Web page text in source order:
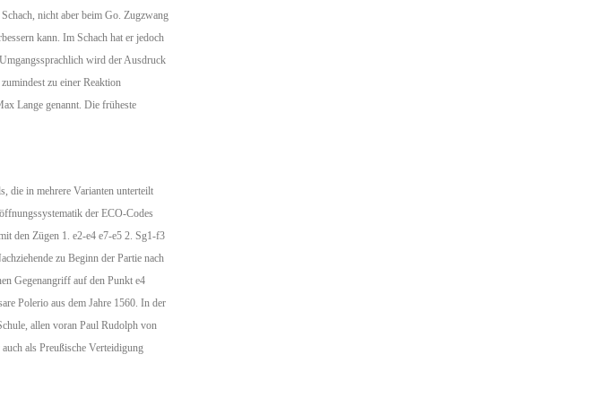
nicht aber beim Go. Zugzwang
kann. Im Schach hat er jedoch
wird der Ausdruck
zu einer Reaktion
Lange genannt. Die früheste
die in mehrere Varianten unterteilt
der ECO-Codes
den Zügen 1. e2-e4 e7-e5 2. Sg1-f3
zu Beginn der Partie nach
Gegenangriff auf den Punkt e4
Polerio aus dem Jahre 1560. In der
allen voran Paul Rudolph von
als Preußische Verteidigung